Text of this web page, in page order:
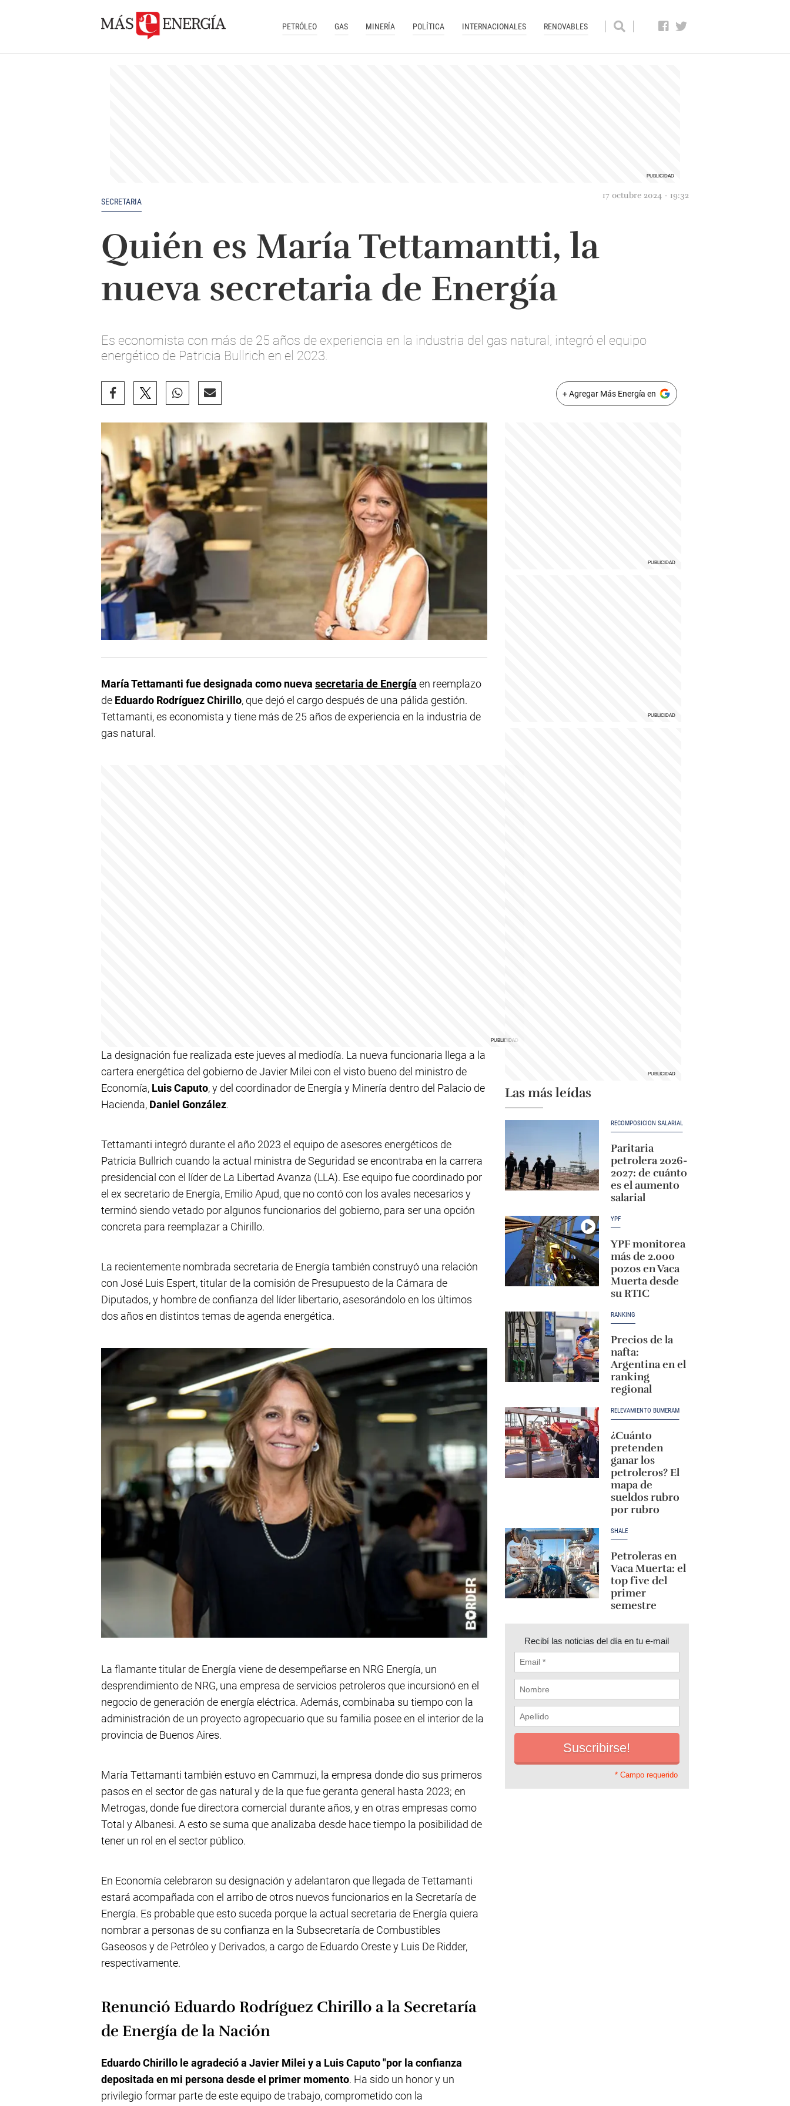
PETRÓLEO GAS MINERÍA POLÍTICA INTERNACIONALES RENOVABLES
SECRETARIA
17 octubre 2024 - 19:32
Quién es María Tettamantti, la
nueva secretaria de Energía
Es economista con más de 25 años de experiencia en la industria del gas natural, integró el equipo
energético de Patricia Bullrich en el 2023.
+ Agregar Más Energía en
María Tettamanti fue designada como nueva secretaria de Energía en reemplazo
de Eduardo Rodríguez Chirillo, que dejó el cargo después de una pálida gestión.
Tettamanti, es economista y tiene más de 25 años de experiencia en la industria de
gas natural.
La designación fue realizada este jueves al mediodía. La nueva funcionaria llega a la
cartera energética del gobierno de Javier Milei con el visto bueno del ministro de
Economía, Luis Caputo, y del coordinador de Energía y Minería dentro del Palacio de
Hacienda, Daniel González.
Tettamanti integró durante el año 2023 el equipo de asesores energéticos de
Patricia Bullrich cuando la actual ministra de Seguridad se encontraba en la carrera
presidencial con el líder de La Libertad Avanza (LLA). Ese equipo fue coordinado por
el ex secretario de Energía, Emilio Apud, que no contó con los avales necesarios y
terminó siendo vetado por algunos funcionarios del gobierno, para ser una opción
concreta para reemplazar a Chirillo.
La recientemente nombrada secretaria de Energía también construyó una relación
con José Luis Espert, titular de la comisión de Presupuesto de la Cámara de
Diputados, y hombre de confianza del líder libertario, asesorándolo en los últimos
dos años en distintos temas de agenda energética.
La flamante titular de Energía viene de desempeñarse en NRG Energía, un
desprendimiento de NRG, una empresa de servicios petroleros que incursionó en el
negocio de generación de energía eléctrica. Además, combinaba su tiempo con la
administración de un proyecto agropecuario que su familia posee en el interior de la
provincia de Buenos Aires.
María Tettamanti también estuvo en Cammuzi, la empresa donde dio sus primeros
pasos en el sector de gas natural y de la que fue geranta general hasta 2023; en
Metrogas, donde fue directora comercial durante años, y en otras empresas como
Total y Albanesi. A esto se suma que analizaba desde hace tiempo la posibilidad de
tener un rol en el sector público.
En Economía celebraron su designación y adelantaron que llegada de Tettamanti
estará acompañada con el arribo de otros nuevos funcionarios en la Secretaría de
Energía. Es probable que esto suceda porque la actual secretaria de Energía quiera
nombrar a personas de su confianza en la Subsecretaría de Combustibles
Gaseosos y de Petróleo y Derivados, a cargo de Eduardo Oreste y Luis De Ridder,
respectivamente.
Renunció Eduardo Rodríguez Chirillo a la Secretaría
de Energía de la Nación
EduardoChirillo le agradeció a Javier Milei y a Luis Caputo "por la confianza
depositada en mi persona desde el primer momento. Ha sido un honor y un
privilegio formar parte de este equipo de trabajo, comprometido con la
Las más leídas
RECOMPOSICIÓN SALARIAL
Paritaria
petrolera 2026-
2027: de cuánto
es el aumento
salarial
YPF
YPF monitorea
más de 2.000
pozos en Vaca
Muerta desde
su RTIC
RANKING
Precios de la
nafta:
Argentina en el
ranking
regional
RELEVAMIENTO BUMERAM
¿Cuánto
pretenden
ganar los
petroleros? El
mapa de
sueldos rubro
por rubro
SHALE
Petroleras en
Vaca Muerta: el
top five del
primer
semestre
Recibí las noticias del día en tu e-mail
* Campo requerido